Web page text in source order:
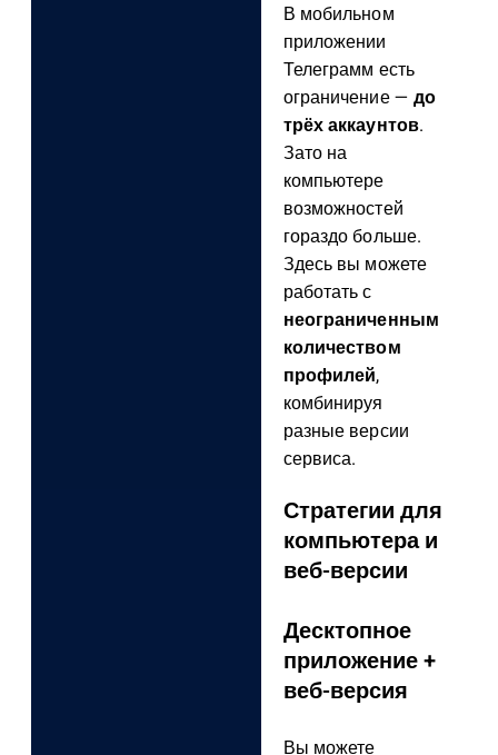
В мобильном
приложении
Телеграмм есть
ограничение — до
трёх аккаунтов.
Зато на
компьютере
возможностей
гораздо больше.
Здесь вы можете
работать с
неограниченным
количеством
профилей,
комбинируя
разные версии
сервиса.
Стратегии для
компьютера и
веб-версии
Десктопное
приложение +
веб-версия
Вы можете